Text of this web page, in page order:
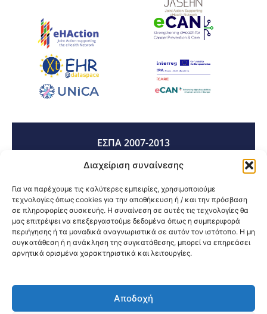
Διαχείριση συναίνεσης
Για να παρέχουμε τις καλύτερες εμπειρίες, χρησιμοποιούμε
τεχνολογίες όπως cookies για την αποθήκευση ή / και την πρόσβαση
σε πληροφορίες συσκευής. Η συναίνεση σε αυτές τις τεχνολογίες θα
μας επιτρέψει να επεξεργαστούμε δεδομένα όπως η συμπεριφορά
περιήγησης ή τα μοναδικά αναγνωριστικά σε αυτόν τον ιστότοπο. Η μη
συγκατάθεση ή η ανάκληση της συγκατάθεσης, μπορεί να επηρεάσει
αρνητικά ορισμένα χαρακτηριστικά και λειτουργίες.
Αποδοχή
ΕΣΠΑ 2007-2013
ΕΣΠΑ 2014-2020
ΕΣΠΑ 2021-2027
@2026 3ype.gr All rights reserved